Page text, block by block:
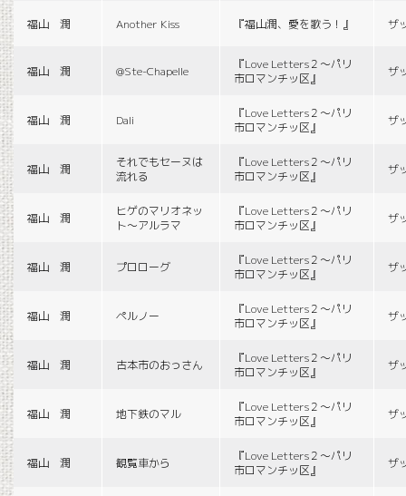
福山 潤 Another Kiss 『福山潤、愛を歌う！』 ザ
福山 潤 @Ste-Chapelle
『Love Letters２〜パリ
市ロマンチッ区』
ザ
福山 潤 Dali
『Love Letters２〜パリ
市ロマンチッ区』
ザ
福山 潤
それでもセーヌは
流れる
『Love Letters２〜パリ
市ロマンチッ区』
ザ
福山 潤
ヒゲのマリオネッ
ト〜アルラマ
『Love Letters２〜パリ
市ロマンチッ区』
ザ
福山 潤 プロローグ
『Love Letters２〜パリ
市ロマンチッ区』
ザ
福山 潤 ペルノー
『Love Letters２〜パリ
市ロマンチッ区』
ザ
福山 潤 古本市のおっさん
『Love Letters２〜パリ
市ロマンチッ区』
ザ
福山 潤 地下鉄のマル
『Love Letters２〜パリ
市ロマンチッ区』
ザ
福山 潤 観覧車から
『Love Letters２〜パリ
市ロマンチッ区』
ザ